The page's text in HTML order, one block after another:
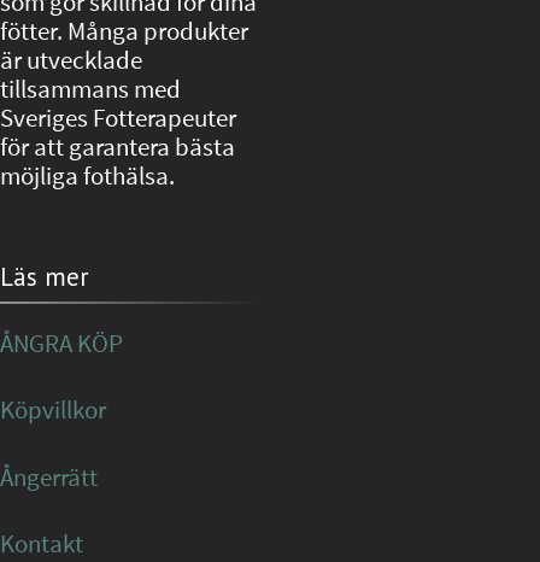
fötter. Många produkter
är utvecklade
tillsammans med
Sveriges Fotterapeuter
för att garantera bästa
möjliga fothälsa.
Läs mer
ÅNGRA KÖP
Köpvillkor
Ångerrätt
Kontakt